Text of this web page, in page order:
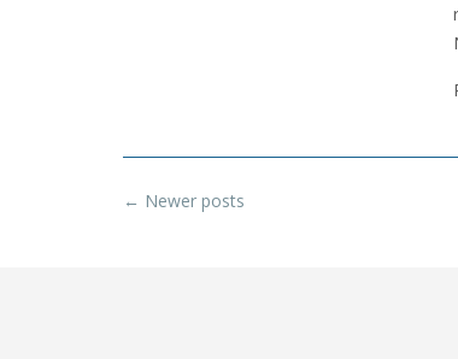
Posts
← Newer posts